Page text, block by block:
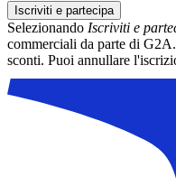
Iscriviti e partecipa
Selezionando Iscriviti e
commerciali da parte di
sconti. Puoi annullare